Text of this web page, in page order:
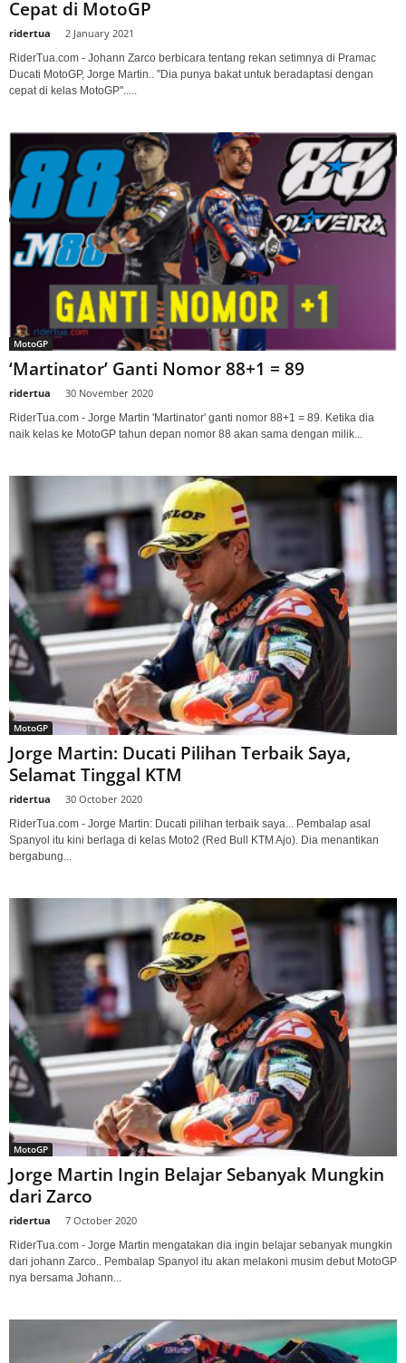
Cepat di MotoGP
ridertua 2 January 2021
RiderTua.com - Johann Zarco berbicara tentang rekan setimnya di Pramac
Ducati MotoGP, Jorge Martin.. "Dia punya bakat untuk beradaptasi dengan
cepat di kelas MotoGP".....
MotoGP
‘Martinator’ Ganti Nomor 88+1 = 89
ridertua 30 November 2020
RiderTua.com - Jorge Martin 'Martinator' ganti nomor 88+1 = 89. Ketika dia
naik kelas ke MotoGP tahun depan nomor 88 akan sama dengan milik...
MotoGP
Jorge Martin: Ducati Pilihan Terbaik Saya,
Selamat Tinggal KTM
ridertua 30 October 2020
RiderTua.com - Jorge Martin: Ducati pilihan terbaik saya... Pembalap asal
Spanyol itu kini berlaga di kelas Moto2 (Red Bull KTM Ajo). Dia menantikan
bergabung...
MotoGP
Jorge Martin Ingin Belajar Sebanyak Mungkin
dari Zarco
ridertua 7 October 2020
RiderTua.com - Jorge Martin mengatakan dia ingin belajar sebanyak mungkin
dari johann Zarco.. Pembalap Spanyol itu akan melakoni musim debut MotoGP
nya bersama Johann...